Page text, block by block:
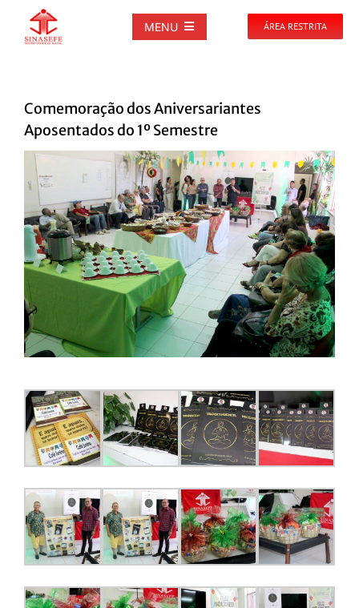
MENU
NOTÍCIAS
PUBLICAÇÕES
DOCUMENTOS
GALERIAS
EVENTOS
CLUBE
CONTATO
ÁREA RESTRITA
Comemoração dos Aniversariantes
Aposentados do 1º Semestre
View
Larger
Image